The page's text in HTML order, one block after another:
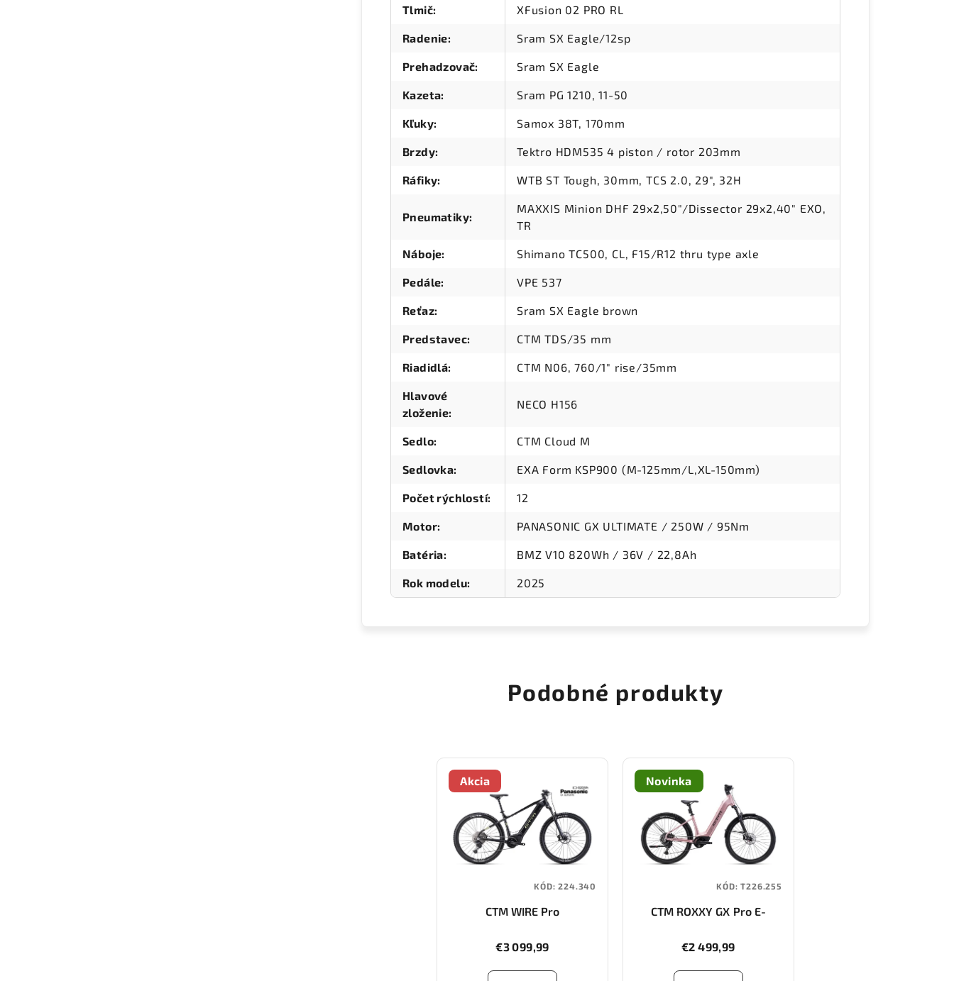
Tlmič: XFusion 02 PRO RL
Radenie: Sram SX Eagle/12sp
Prehadzovač: Sram SX Eagle
Kazeta: Sram PG 1210, 11-50
Kľuky: Samox 38T, 170mm
Brzdy: Tektro HDM535 4 piston / rotor 203mm
Ráfiky: WTB ST Tough, 30mm, TCS 2.0, 29", 32H
Pneumatiky:
MAXXIS Minion DHF 29x2,50"/Dissector 29x2,40" EXO,
TR
Náboje: Shimano TC500, CL, F15/R12 thru type axle
Pedále: VPE 537
Reťaz: Sram SX Eagle brown
Predstavec: CTM TDS/35 mm
Riadidlá: CTM N06, 760/1" rise/35mm
Hlavové
zloženie:
NECO H156
Sedlo: CTM Cloud M
Sedlovka: EXA Form KSP900 (M-125mm/L,XL-150mm)
Počet rýchlostí: 12
Motor: PANASONIC GX ULTIMATE / 250W / 95Nm
Batéria: BMZ V10 820Wh / 36V / 22,8Ah
Rok modelu: 2025
Podobné produkty
Akcia
CTM WIRE Pro
€3 099,99
KÓD:224.340
Novinka
CTM ROXXY GX Pro E-
€2 499,99
KÓD:T226.255